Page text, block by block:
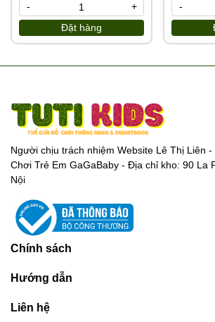
Đặt hàng
- + -
Người chịu trách nhiệm Website Lê Thị Liên
Chơi Trẻ Em GaGaBaby - Địa chỉ kho: 90 La
Nội
Chính sách
Hướng dẫn
Liên hệ